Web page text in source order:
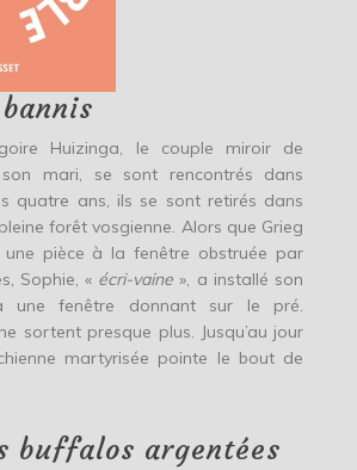
Huizinga, le couple miroir de
mari, se sont rencontrés dans
quatre ans, ils se sont retirés dans
forêt vosgienne. Alors que Grieg
une pièce à la fenêtre obstruée par
Sophie, « écri-vaine », a installé son
une fenêtre donnant sur le pré.
sortent presque plus. Jusqu’au jour
martyrisée pointe le bout de
buffalos argentées